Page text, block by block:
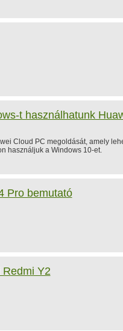
t használhatunk
Cloud PC megoldását, amely
használjuk a Windows 10-et.
Pro bemutató
Redmi Y2